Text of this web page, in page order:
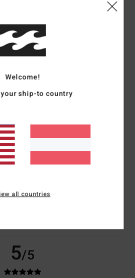
4 /5
das zu allem passt
5/5
Welcome!
ship-to country
all countries